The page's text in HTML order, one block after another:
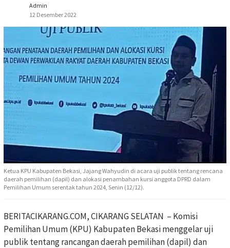
Admin
12 Desember 2022
Ketua KPU Kabupaten Bekasi, Jajang Wahyudin di acara uji publik tentang rencana
daerah pemilihan (dapil) dan alokasi penambahan kursi anggota DPRD dalam
Pemilihan Umum serentak tahun 2024, Senin (12/12).
BERITACIKARANG.COM, CIKARANG SELATAN – Komisi
Pemilihan Umum (KPU) Kabupaten Bekasi menggelar uji
publik tentang rancangan daerah pemilihan (dapil) dan